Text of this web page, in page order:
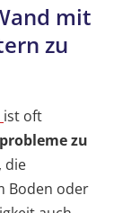
mit
zu
ist oft
zu
die
Boden oder